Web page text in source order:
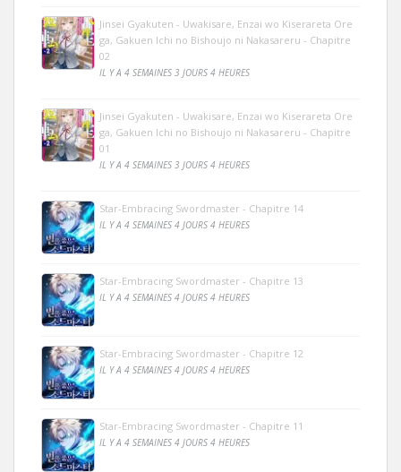
Jinsei Gyakuten - Uwakisare, Enzai wo Kiserareta Ore
ga, Gakuen Ichi no Bishoujo ni Nakasareru - Chapitre
02
IL Y A 4 SEMAINES 3 JOURS 4 HEURES
Jinsei Gyakuten - Uwakisare, Enzai wo Kiserareta Ore
ga, Gakuen Ichi no Bishoujo ni Nakasareru - Chapitre
01
IL Y A 4 SEMAINES 3 JOURS 4 HEURES
Star-Embracing Swordmaster - Chapitre 14
IL Y A 4 SEMAINES 4 JOURS 4 HEURES
Star-Embracing Swordmaster - Chapitre 13
IL Y A 4 SEMAINES 4 JOURS 4 HEURES
Star-Embracing Swordmaster - Chapitre 12
IL Y A 4 SEMAINES 4 JOURS 4 HEURES
Star-Embracing Swordmaster - Chapitre 11
IL Y A 4 SEMAINES 4 JOURS 4 HEURES